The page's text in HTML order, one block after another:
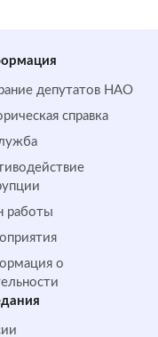
депутатов НАО
справка
работы
о